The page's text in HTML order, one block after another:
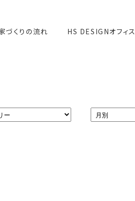
づくりの流れ HS DESIGNオフィス